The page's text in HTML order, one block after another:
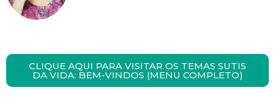
CLIQUE AQUI PARA VISITAR OS TEMAS SUTIS
DA VIDA: BEM-VINDOS (MENU COMPLETO)